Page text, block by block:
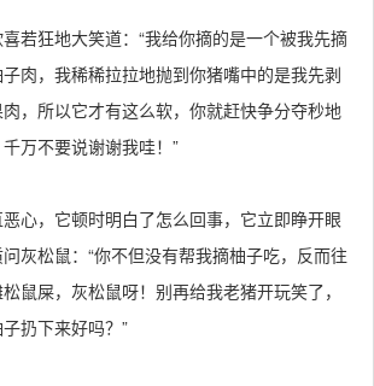
若狂地大笑道：“我给你摘的是一个被我先摘
肉，我稀稀拉拉地抛到你猪嘴中的是我先剥
，所以它才有这么软，你就赶快争分夺秒地
万不要说谢谢我哇！”
心，它顿时明白了怎么回事，它立即睁开眼
灰松鼠：“你不但没有帮我摘柚子吃，反而往
鼠屎，灰松鼠呀！别再给我老猪开玩笑了，
扔下来好吗？”